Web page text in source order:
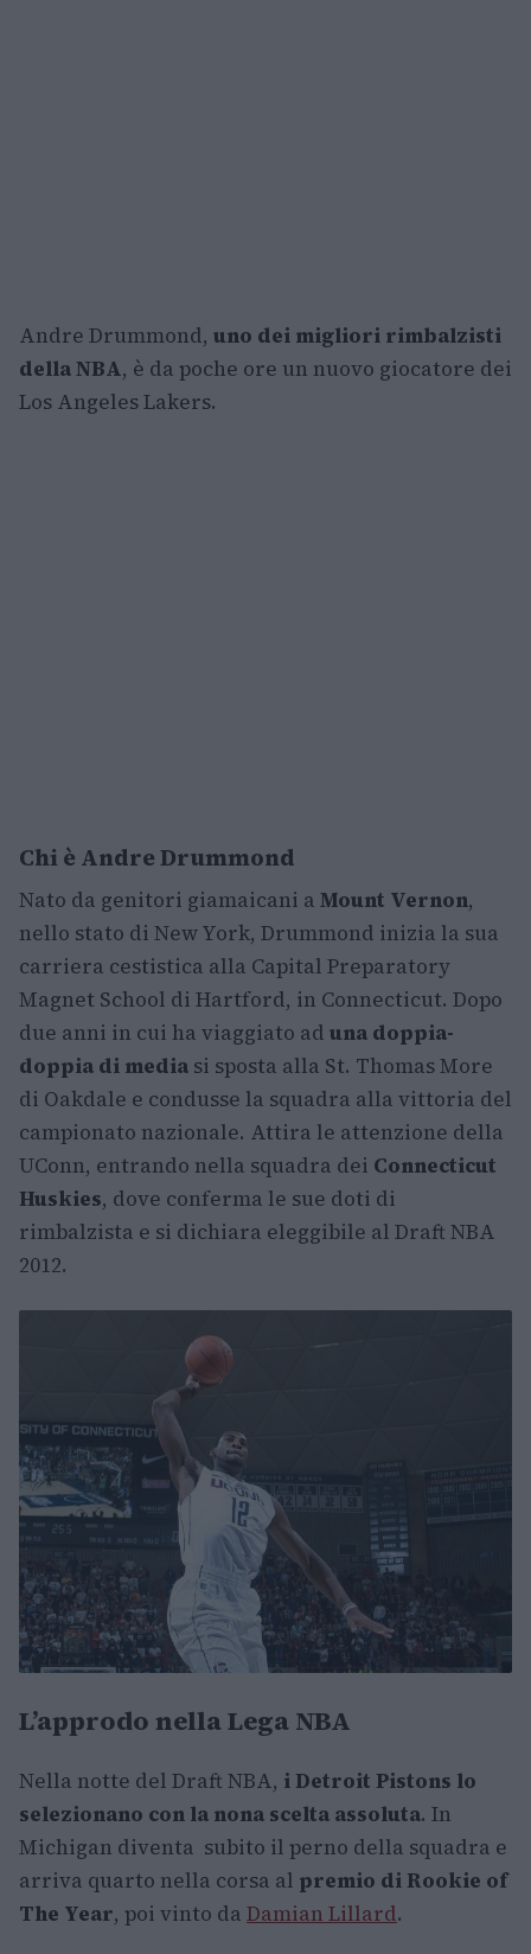
Andre Drummond, uno dei migliori rimbalzisti
della NBA, è da poche ore un nuovo giocatore dei
Los Angeles Lakers.
Chi è Andre Drummond
Nato da genitori giamaicani a Mount Vernon,
nello stato di New York, Drummond inizia la sua
carriera cestistica alla Capital Preparatory
Magnet School di Hartford, in Connecticut. Dopo
due anni in cui ha viaggiato ad una doppia-
doppia di media si sposta alla St. Thomas More
di Oakdale e condusse la squadra alla vittoria del
campionato nazionale. Attira le attenzione della
UConn, entrando nella squadra dei Connecticut
Huskies, dove conferma le sue doti di
rimbalzista e si dichiara eleggibile al Draft NBA
2012.
L’approdo nella Lega NBA
Nella notte del Draft NBA, i Detroit Pistons lo
selezionano con la nona scelta assoluta. In
Michigan diventa subito il perno della squadra e
arriva quarto nella corsa al premio di Rookie of
The Year, poi vinto da Damian Lillard.